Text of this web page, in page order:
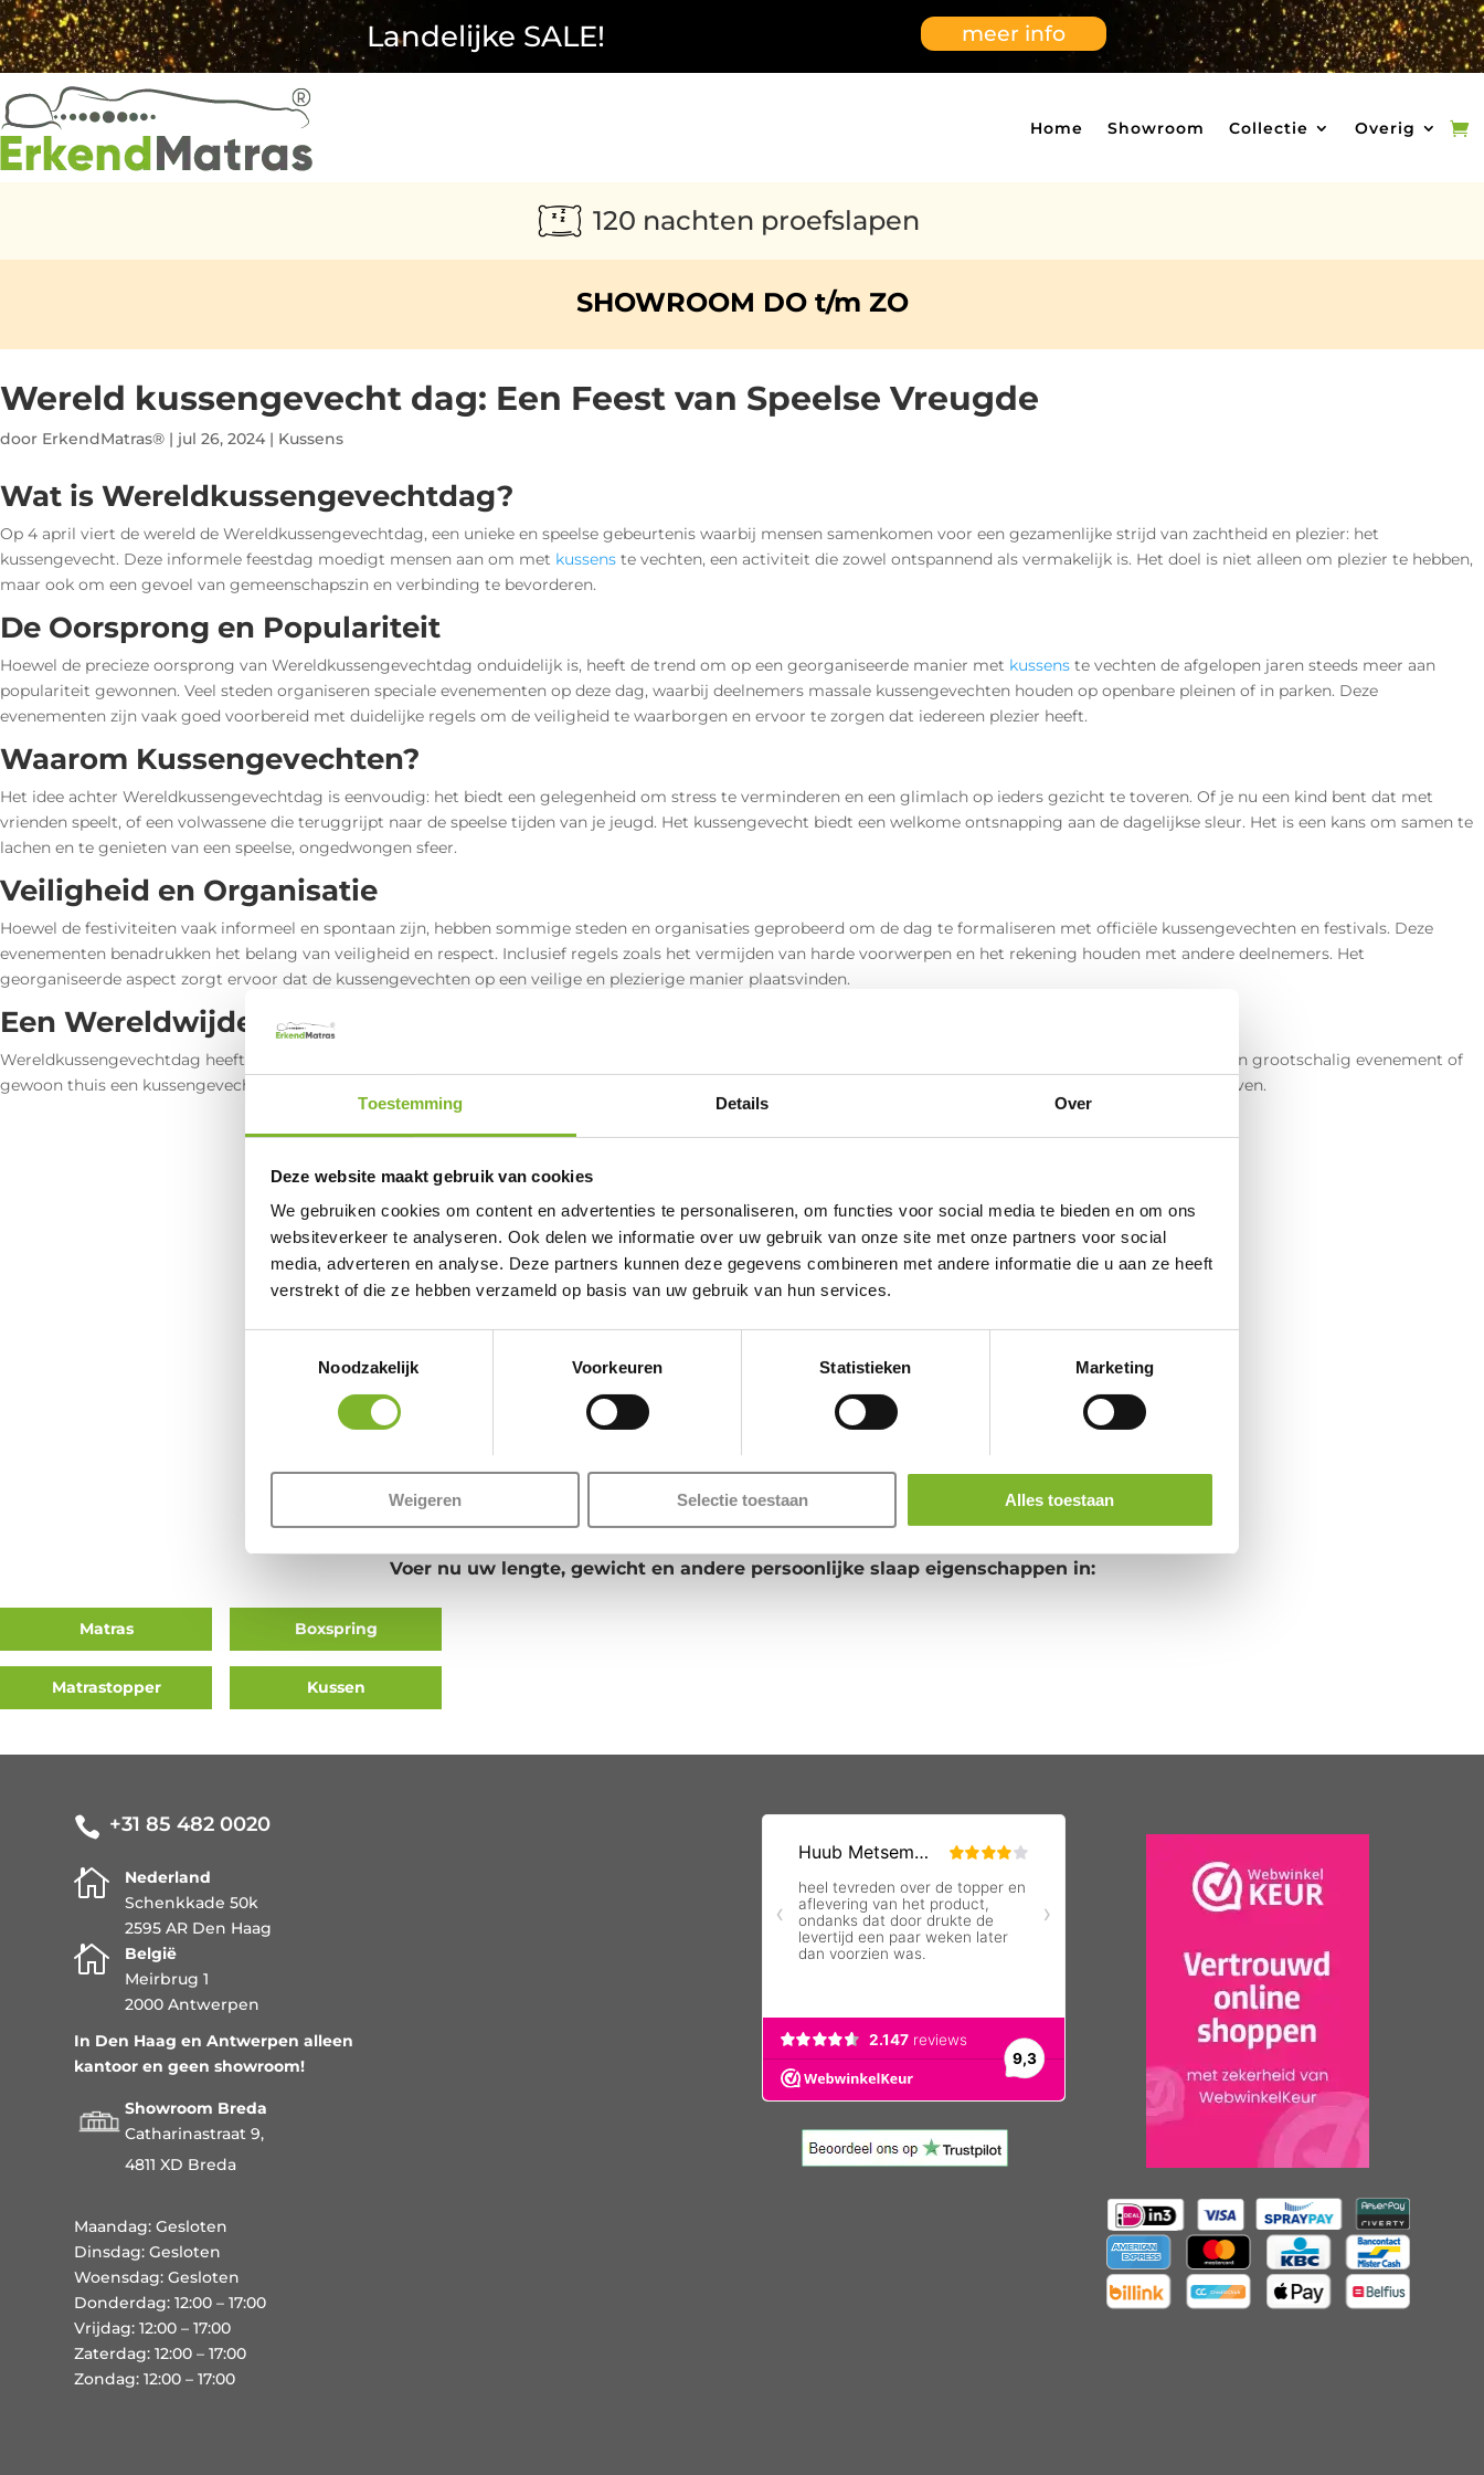
Toestemming Details Over
Deze website maakt gebruik van cookies
We gebruiken cookies om content en advertenties te personaliseren, om functies voor social media te bieden en om ons
websiteverkeer te analyseren. Ook delen we informatie over uw gebruik van onze site met onze partners voor social
media, adverteren en analyse. Deze partners kunnen deze gegevens combineren met andere informatie die u aan ze heeft
verstrekt of die ze hebben verzameld op basis van uw gebruik van hun services.
Noodzakelijk
Voorkeuren Statistieken Marketing
Weigeren Selectie toestaan Alles toestaan
Landelijke SALE! meer info
Home Showroom Collectie Overig
120 nachten proefslapen
SHOWROOM DO t/m ZO
Wereld kussengevecht dag: Een Feest van Speelse Vreugde
door ErkendMatras® | jul 26, 2024 | Kussens
Wat is Wereldkussengevechtdag?
Op 4 april viert de wereld de Wereldkussengevechtdag, een unieke en speelse gebeurtenis waarbij mensen samenkomen voor een gezamenlijke strijd van zachtheid en plezier: het
kussengevecht. Deze informele feestdag moedigt mensen aan om met kussens te vechten, een activiteit die zowel ontspannend als vermakelijk is. Het doel is niet alleen om plezier te hebben,
maar ook om een gevoel van gemeenschapszin en verbinding te bevorderen.
De Oorsprong en Populariteit
Hoewel de precieze oorsprong van Wereldkussengevechtdag onduidelijk is, heeft de trend om op een georganiseerde manier met kussens te vechten de afgelopen jaren steeds meer aan
populariteit gewonnen. Veel steden organiseren speciale evenementen op deze dag, waarbij deelnemers massale kussengevechten houden op openbare pleinen of in parken. Deze
evenementen zijn vaak goed voorbereid met duidelijke regels om de veiligheid te waarborgen en ervoor te zorgen dat iedereen plezier heeft.
Waarom Kussengevechten?
Het idee achter Wereldkussengevechtdag is eenvoudig: het biedt een gelegenheid om stress te verminderen en een glimlach op ieders gezicht te toveren. Of je nu een kind bent dat met
vrienden speelt, of een volwassene die teruggrijpt naar de speelse tijden van je jeugd. Het kussengevecht biedt een welkome ontsnapping aan de dagelijkse sleur. Het is een kans om samen te
lachen en te genieten van een speelse, ongedwongen sfeer.
Veiligheid en Organisatie
Hoewel de festiviteiten vaak informeel en spontaan zijn, hebben sommige steden en organisaties geprobeerd om de dag te formaliseren met officiële kussengevechten en festivals. Deze
evenementen benadrukken het belang van veiligheid en respect. Inclusief regels zoals het vermijden van harde voorwerpen en het rekening houden met andere deelnemers. Het
georganiseerde aspect zorgt ervoor dat de kussengevechten op een veilige en plezierige manier plaatsvinden.
Een Wereldwijde Beweging
Wereldkussengevechtdag heeft zich ontwikkeld tot een wereldwijde beweging die de waarde van plezier en gemeenschap benadrukt. Of je nu deelneemt aan een grootschalig evenement of
gewoon thuis een kussengevecht houdt met vrienden en familie, deze dag biedt een welkome herinnering aan het belang van samen zijn en genieten van het leven.
Voer nu uw lengte, gewicht en andere persoonlijke slaap eigenschappen in:
Matras Boxspring
Matrastopper Kussen
 +31 85 482 0020

Nederland
Schenkkade 50k
2595 AR Den Haag

België
Meirbrug 1
2000 Antwerpen
In Den Haag en Antwerpen alleen
kantoor en geen showroom!
Showroom Breda
Catharinastraat 9,
4811 XD Breda
Maandag: Gesloten
Dinsdag: Gesloten
Woensdag: Gesloten
Donderdag: 12:00 – 17:00
Vrijdag: 12:00 – 17:00
Zaterdag: 12:00 – 17:00
Zondag: 12:00 – 17:00